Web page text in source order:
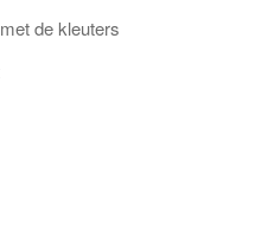
de kleuters